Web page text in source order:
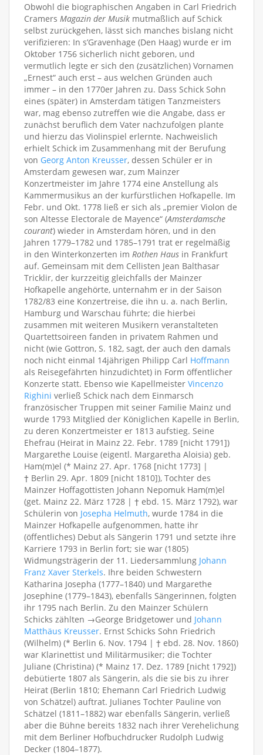
Obwohl die biographischen Angaben in Carl Friedrich
Cramers Magazin der Musik mutmaßlich auf Schick
selbst zurückgehen, lässt sich manches bislang nicht
verifizieren: In s’Gravenhage (Den Haag) wurde er im
Oktober 1756 sicherlich nicht geboren, und
vermutlich legte er sich den (zusätzlichen) Vornamen
„Ernest“ auch erst – aus welchen Gründen auch
immer – in den 1770er Jahren zu. Dass Schick Sohn
eines (später) in Amsterdam tätigen Tanzmeisters
war, mag ebenso zutreffen wie die Angabe, dass er
zunächst beruflich dem Vater nachzufolgen plante
und hierzu das Violinspiel erlernte. Nachweislich
erhielt Schick im Zusammenhang mit der Berufung
von Georg Anton Kreusser, dessen Schüler er in
Amsterdam gewesen war, zum Mainzer
Konzertmeister im Jahre 1774 eine Anstellung als
Kammermusikus an der kurfürstlichen Hofkapelle. Im
Febr. und Okt. 1778 ließ er sich als „premier Violon de
son Altesse Electorale de Mayence“ (Amsterdamsche
courant) wieder in Amsterdam hören, und in den
Jahren 1779–1782 und 1785–1791 trat er regelmäßig
in den Winterkonzerten im Rothen Haus in Frankfurt
auf. Gemeinsam mit dem Cellisten Jean Balthasar
Tricklir, der kurzzeitig gleichfalls der Mainzer
Hofkapelle angehörte, unternahm er in der Saison
1782/83 eine Konzertreise, die ihn u. a. nach Berlin,
Hamburg und Warschau führte; die hierbei
zusammen mit weiteren Musikern veranstalteten
Quartettsoireen fanden in privatem Rahmen und
nicht (wie Gottron, S. 182, sagt, der auch den damals
noch nicht einmal 14jährigen Philipp Carl Hoffmann
als Reisegefährten hinzudichtet) in Form öffentlicher
Konzerte statt. Ebenso wie Kapellmeister Vincenzo
Righini verließ Schick nach dem Einmarsch
französischer Truppen mit seiner Familie Mainz und
wurde 1793 Mitglied der Königlichen Kapelle in Berlin,
zu deren Konzertmeister er 1813 aufstieg. Seine
Ehefrau (Heirat in Mainz 22. Febr. 1789 [nicht 1791])
Margarethe Louise (eigentl. Margaretha Aloisia) geb.
Ham(m)el (* Mainz 27. Apr. 1768 [nicht 1773] |
† Berlin 29. Apr. 1809 [nicht 1810]), Tochter des
Mainzer Hoffagottisten Johann Nepomuk Ham(m)el
(get. Mainz 22. März 1728 | † ebd. 15. März 1792), war
Schülerin von Josepha Helmuth, wurde 1784 in die
Mainzer Hofkapelle aufgenommen, hatte ihr
(öffentliches) Debut als Sängerin 1791 und setzte ihre
Karriere 1793 in Berlin fort; sie war (1805)
Widmungsträgerin der 11. Liedersammlung Johann
Franz Xaver Sterkels. Ihre beiden Schwestern
Katharina Josepha (1777–1840) und Margarethe
Josephine (1779–1843), ebenfalls Sängerinnen, folgten
ihr 1795 nach Berlin. Zu den Mainzer Schülern
Schicks zählten →George Bridgetower und Johann
Matthäus Kreusser. Ernst Schicks Sohn Friedrich
(Wilhelm) (* Berlin 6. Nov. 1794 | † ebd. 28. Nov. 1860)
war Klarinettist und Militärmusiker; die Tochter
Juliane (Christina) (* Mainz 17. Dez. 1789 [nicht 1792])
debütierte 1807 als Sängerin, als die sie bis zu ihrer
Heirat (Berlin 1810; Ehemann Carl Friedrich Ludwig
von Schätzel) auftrat. Julianes Tochter Pauline von
Schätzel (1811–1882) war ebenfalls Sängerin, verließ
aber die Bühne bereits 1832 nach ihrer Verehelichung
mit dem Berliner Hofbuchdrucker Rudolph Ludwig
Decker (1804–1877).